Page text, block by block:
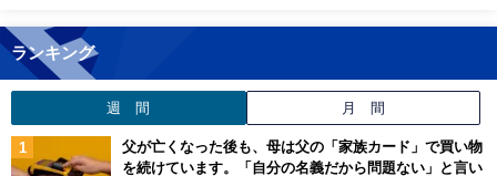
ランキング
週 間 月 間
父が亡くなった後も、母は父の「家族カード」で買い物
を続けています。「自分の名義だから問題ない」と言い